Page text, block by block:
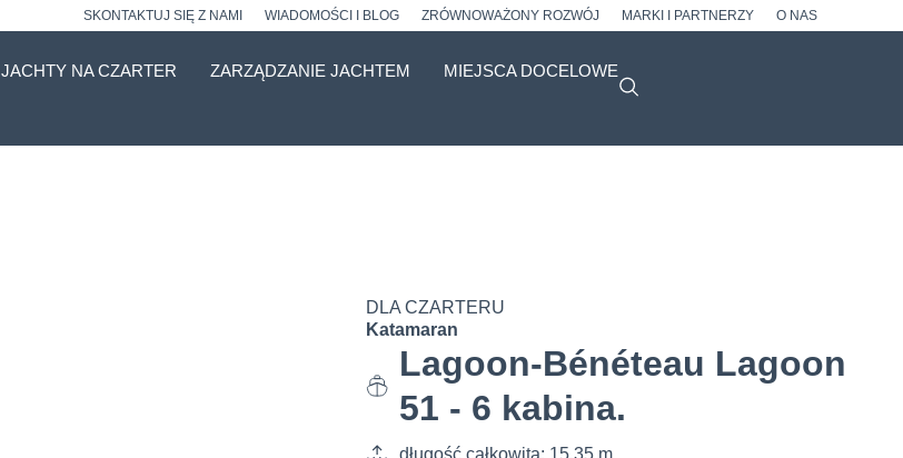
SKONTAKTUJ SIĘ Z NAMI WIADOMOŚCI I BLOG ZRÓWNOWAŻONY ROZWÓJ MARKI I PARTNERZY O NAS
JACHTY NA CZARTER ZARZĄDZANIE JACHTEM MIEJSCA DOCELOWE
DLA CZARTERU
Katamaran
Lagoon-Bénéteau Lagoon
51 - 6 kabina.
długość całkowita: 15,35 m